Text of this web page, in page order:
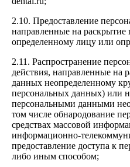
2.10. Предоставление
направленные на
определенному лицу или
2.11. Распространение
действия, направленные на
данных неопределенному
персональных данных) или
персональными данными
том числе обнародование
средствах массовой
информационно-
предоставление доступа к
либо иным способом;